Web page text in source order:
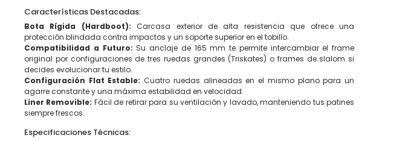
Características Destacadas:
Bota Rígida (Hardboot): Carcasa exterior de alta resistencia que ofrece una
protección blindada contra impactos y un soporte superior en el tobillo.
Compatibilidad a Futuro: Su anclaje de 165 mm te permite intercambiar el frame
original por configuraciones de tres ruedas grandes (Triskates) o frames de slalom si
decides evolucionar tu estilo.
Configuración Flat Estable: Cuatro ruedas alineadas en el mismo plano para un
agarre constante y una máxima estabilidad en velocidad.
Liner Removible: Fácil de retirar para su ventilación y lavado, manteniendo tus patines
siempre frescos.
Especificaciones Técnicas: